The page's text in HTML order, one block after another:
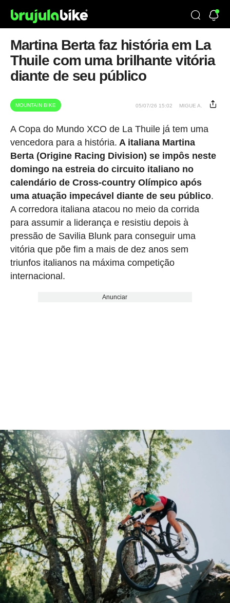
Martina Berta faz história em La
Thuile com uma brilhante vitória
diante de seu público
MOUNTAIN BIKE 05/07/26 15:02 MIGUE A.
A Copa do Mundo XCO de La Thuile já tem uma
vencedora para a história. A italiana Martina
Berta (Origine Racing Division) se impôs neste
domingo na estreia do circuito italiano no
calendário de Cross-country Olímpico após
uma atuação impecável diante de seu público.
A corredora italiana atacou no meio da corrida
para assumir a liderança e resistiu depois à
pressão de Savilia Blunk para conseguir uma
vitória que põe fim a mais de dez anos sem
triunfos italianos na máxima competição
internacional.
Anunciar